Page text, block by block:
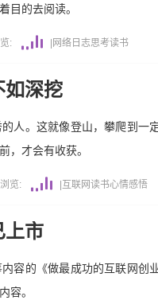
目的去阅读。
: 网络日志思考读书
如深挖
人。这就像登山，攀爬到一
，才会有收获。
浏览: 互联网读书心情感悟
上市
容的《做最成功的互联网
容。